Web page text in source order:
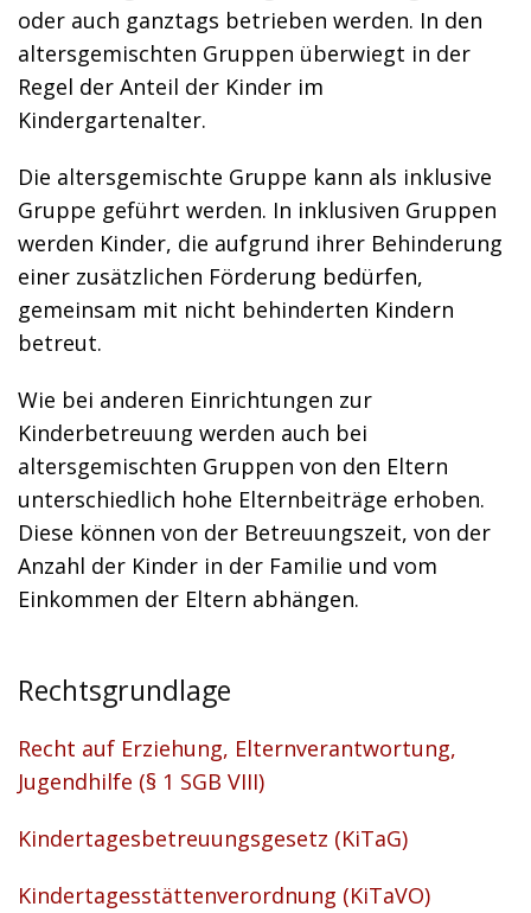
oder auch ganztags betrieben werden. In den
altersgemischten Gruppen überwiegt in der
Regel der Anteil der Kinder im
Kindergartenalter.
Die altersgemischte Gruppe kann als inklusive
Gruppe geführt werden. In inklusiven Gruppen
werden Kinder, die aufgrund ihrer Behinderung
einer zusätzlichen Förderung bedürfen,
gemeinsam mit nicht behinderten Kindern
betreut.
Wie bei anderen Einrichtungen zur
Kinderbetreuung werden auch bei
altersgemischten Gruppen von den Eltern
unterschiedlich hohe Elternbeiträge erhoben.
Diese können von der Betreuungszeit, von der
Anzahl der Kinder in der Familie und vom
Einkommen der Eltern abhängen.
Rechtsgrundlage
Recht auf Erziehung, Elternverantwortung,
Jugendhilfe (§ 1 SGB VIII)
Kindertagesbetreuungsgesetz (KiTaG)
Kindertagesstättenverordnung (KiTaVO)